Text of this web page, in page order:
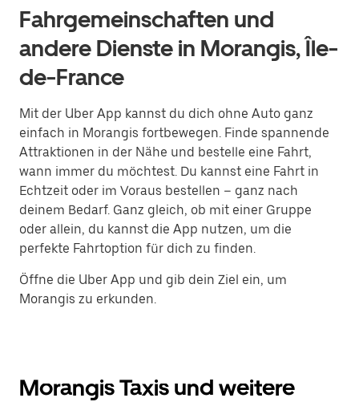
Fahrgemeinschaften und
andere Dienste in Morangis, Île-
de-France
Mit der Uber App kannst du dich ohne Auto ganz
einfach in Morangis fortbewegen. Finde spannende
Attraktionen in der Nähe und bestelle eine Fahrt,
wann immer du möchtest. Du kannst eine Fahrt in
Echtzeit oder im Voraus bestellen – ganz nach
deinem Bedarf. Ganz gleich, ob mit einer Gruppe
oder allein, du kannst die App nutzen, um die
perfekte Fahrtoption für dich zu finden.
Öffne die Uber App und gib dein Ziel ein, um
Morangis zu erkunden.
Morangis Taxis und weitere